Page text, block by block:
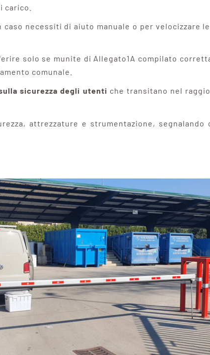
carico.
caso necessiti di aiuto manuale o per velocizzare
solo se munite di Allegato1A compilato
comunale.
sicurezza degli utenti che transitano nel
attrezzature e strumentazione, segnalando